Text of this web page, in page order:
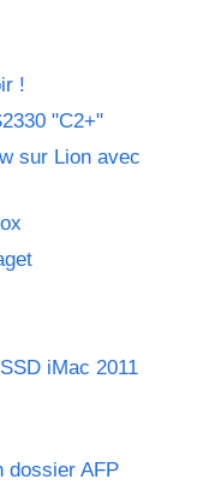
!
"C2+"
sur Lion avec
iMac 2011
dossier AFP